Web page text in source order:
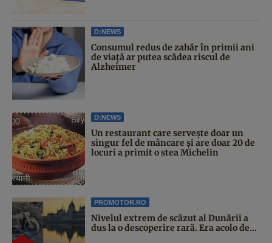
D:NEWS
Consumul redus de zahăr în primii ani
de viață ar putea scădea riscul de
Alzheimer
D:NEWS
Un restaurant care servește doar un
singur fel de mâncare și are doar 20 de
locuri a primit o stea Michelin
PROMOTOR.RO
Nivelul extrem de scăzut al Dunării a
dus la o descoperire rară. Era acolo de...